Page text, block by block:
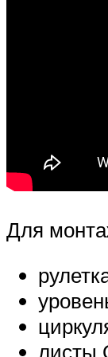
Для
листы